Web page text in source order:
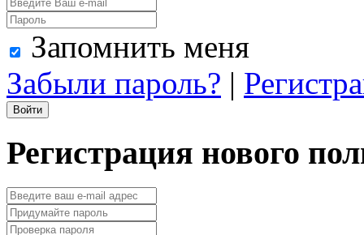
Запомнить меня
Забыли пароль? |
Регистрация нового